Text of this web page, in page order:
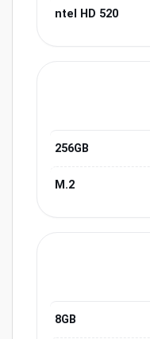
ntel HD 520
256GB
M.2
8GB